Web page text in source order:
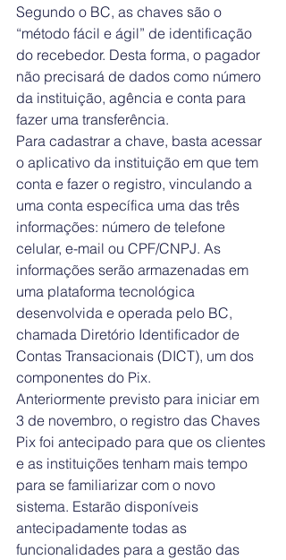
Segundo o BC, as chaves são o
“método fácil e ágil” de identificação
do recebedor. Desta forma, o pagador
não precisará de dados como número
da instituição, agência e conta para
fazer uma transferência.
Para cadastrar a chave, basta acessar
o aplicativo da instituição em que tem
conta e fazer o registro, vinculando a
uma conta específica uma das três
informações: número de telefone
celular, e-mail ou CPF/CNPJ. As
informações serão armazenadas em
uma plataforma tecnológica
desenvolvida e operada pelo BC,
chamada Diretório Identificador de
Contas Transacionais (DICT), um dos
componentes do Pix.
Anteriormente previsto para iniciar em
3 de novembro, o registro das Chaves
Pix foi antecipado para que os clientes
e as instituições tenham mais tempo
para se familiarizar com o novo
sistema. Estarão disponíveis
antecipadamente todas as
funcionalidades para a gestão das